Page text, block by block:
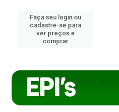
Faça seu login ou
cadastre-se para
ver preços e
comprar